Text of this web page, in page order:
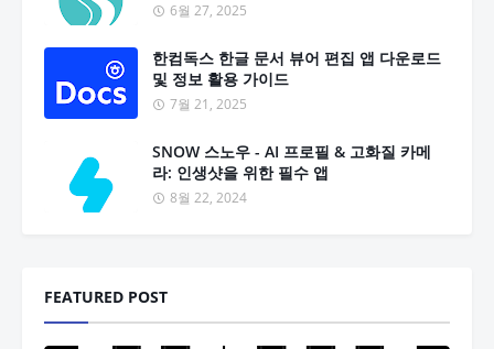
6월 27, 2025
한컴독스 한글 문서 뷰어 편집 앱 다운로드
및 정보 활용 가이드
7월 21, 2025
SNOW 스노우 - AI 프로필 & 고화질 카메
라: 인생샷을 위한 필수 앱
8월 22, 2024
FEATURED POST